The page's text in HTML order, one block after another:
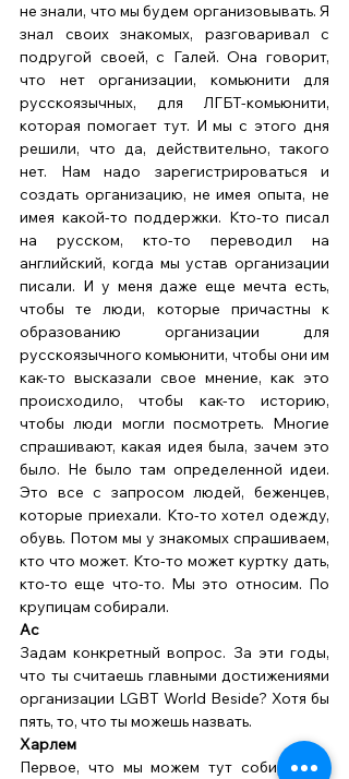
не знали, что мы будем организовывать. Я
знал своих знакомых, разговаривал с
подругой своей, с Галей. Она говорит,
что нет организации, комьюнити для
русскоязычных, для ЛГБТ-комьюнити,
которая помогает тут. И мы с этого дня
решили, что да, действительно, такого
нет. Нам надо зарегистрироваться и
создать организацию, не имея опыта, не
имея какой-то поддержки. Кто-то писал
на русском, кто-то переводил на
английский, когда мы устав организации
писали. И у меня даже еще мечта есть,
чтобы те люди, которые причастны к
образованию организации для
русскоязычного комьюнити, чтобы они им
как-то высказали свое мнение, как это
происходило, чтобы как-то историю,
чтобы люди могли посмотреть. Многие
спрашивают, какая идея была, зачем это
было. Не было там определенной идеи.
Это все с запросом людей, беженцев,
которые приехали. Кто-то хотел одежду,
обувь. Потом мы у знакомых спрашиваем,
кто что может. Кто-то может куртку дать,
кто-то еще что-то. Мы это относим. По
крупицам собирали.
Ас
Задам конкретный вопрос. За эти годы,
что ты считаешь главными достижениями
организации LGBT World Beside? Хотя бы
пять, то, что ты можешь назвать.
Харлем
Первое, что мы можем тут собираться,